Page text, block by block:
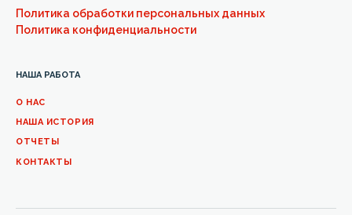
НАША РАБОТА
О НАС
НАША ИСТОРИЯ
ОТЧЕТЫ
КОНТАКТЫ
Политика обработки персональных данных
Политика конфиденциальности